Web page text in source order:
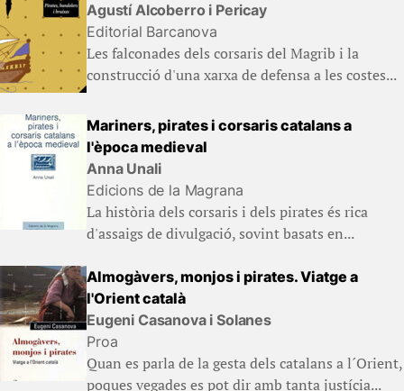
Agustí Alcoberro i Pericay
Editorial Barcanova
Les falconades dels corsaris del Magrib i la
construcció d'una xarxa de defensa a les costes...
Mariners, pirates i corsaris catalans a
l'època medieval
Anna Unali
Edicions de la Magrana
La història dels corsaris i dels pirates és rica
d'assaigs de divulgació, sovint basats en...
Almogàvers, monjos i pirates. Viatge a
l'Orient català
Eugeni Casanova i Solanes
Proa
Quan es parla de la gesta dels catalans a l´Orient,
poques vegades es pot dir amb tanta justícia...